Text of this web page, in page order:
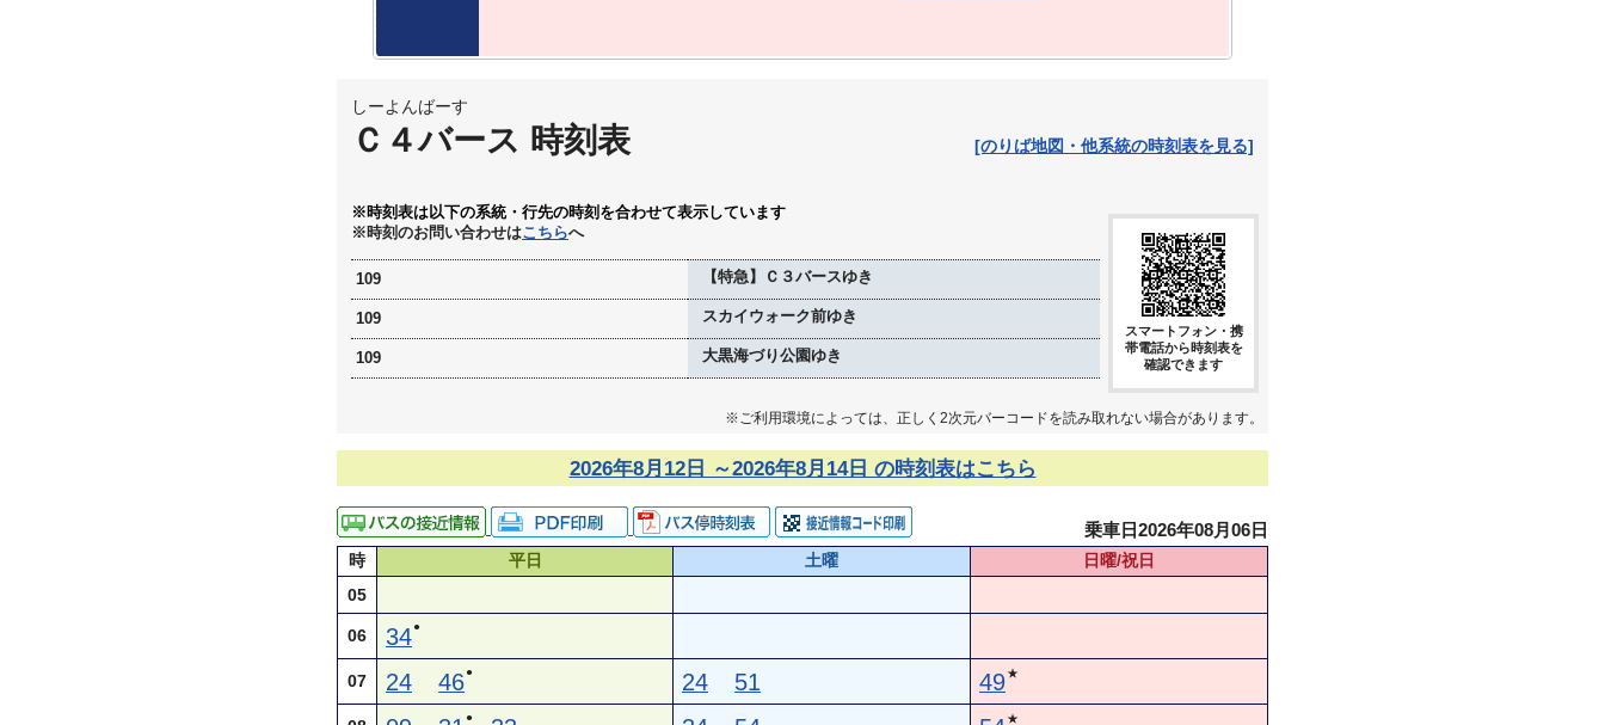
しーよんばーす
Ｃ４バース 時刻表 [のりば地図・他系統の時刻表を見る]
※時刻表は以下の系統・行先の時刻を合わせて表示しています
※時刻のお問い合わせはこちらへ
109 【特急】Ｃ３バースゆき
109 スカイウォーク前ゆき
109 大黒海づり公園ゆき
スマートフォン・携
帯電話から時刻表を
確認できます
※ご利用環境によっては、正しく2次元バーコードを読み取れない場合があります。
2026年8月12日 ～2026年8月14日 の時刻表はこちら
乗車日2026年08月06日
時 平日 土曜
日曜/祝日
05
06 34●
07 24 46● 24 51 49★
● ★